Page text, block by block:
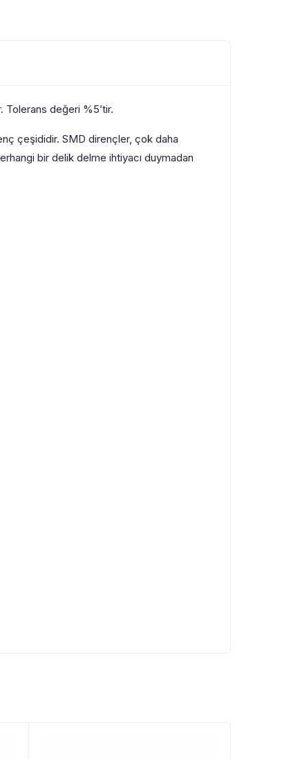
Tolerans değeri %5’tir.
çeşididir. SMD dirençler, çok daha
bir delik delme ihtiyacı duymadan